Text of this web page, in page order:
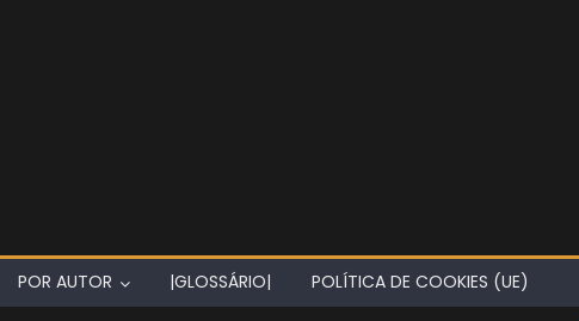
POR AUTOR |GLOSSÁRIO| POLÍTICA DE COOKIES (UE)